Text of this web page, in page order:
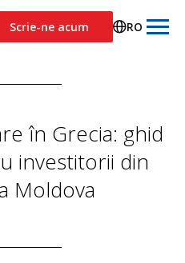
Scrie-ne acum RO
în Grecia: ghid
investitorii din
Moldova